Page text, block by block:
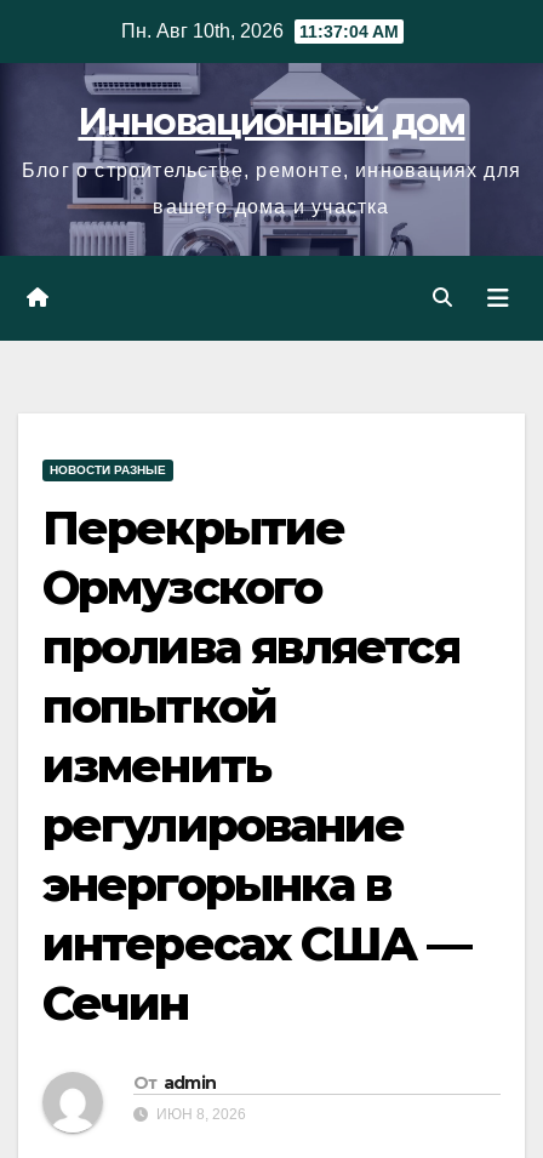
Пн. Авг 10th, 2026 11:37:05 AM
Инновационный дом
Блог о строительстве, ремонте, инновациях для
вашего дома и участка
НОВОСТИ РАЗНЫЕ
Перекрытие
Ормузского
пролива является
попыткой
изменить
регулирование
энергорынка в
интересах США —
Сечин
От admin
ИЮН 8, 2026